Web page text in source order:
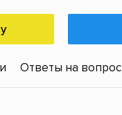
Ответы на